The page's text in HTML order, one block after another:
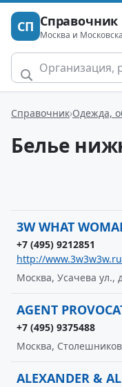
СП Москва и
Справочник Одежда,
Белье
3W WHAT
+7 (495) 9212851
http://www.3w3w3w.ru
Москва, Усачева ул.,
AGENT
+7 (495) 9375488
Москва,
ALEXANDER &